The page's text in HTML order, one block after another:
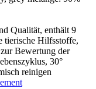
Qualität, enthält 9
tierische Hilfsstoffe,
Bewertung der
30°
reinigen